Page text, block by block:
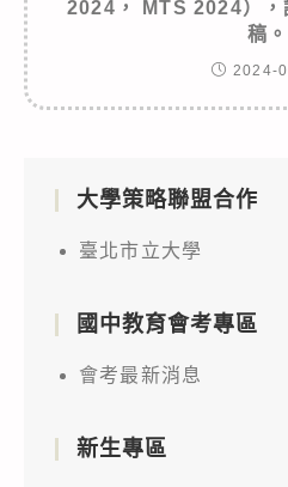
2024， MTS 2024），
稿。
2024-
大學策略聯盟合作
臺北市立大學
國中教育會考專區
會考最新消息
新生專區